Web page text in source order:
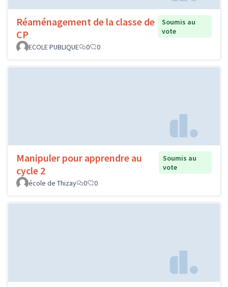
Réaménagement de la classe de
CP
Soumis au
vote
ECOLE PUBLIQUE
0 0
Manipuler pour apprendre au
cycle 2
Soumis au
vote
école de Thizay
0 0